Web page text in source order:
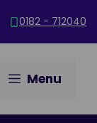
0182 - 712040
Menu